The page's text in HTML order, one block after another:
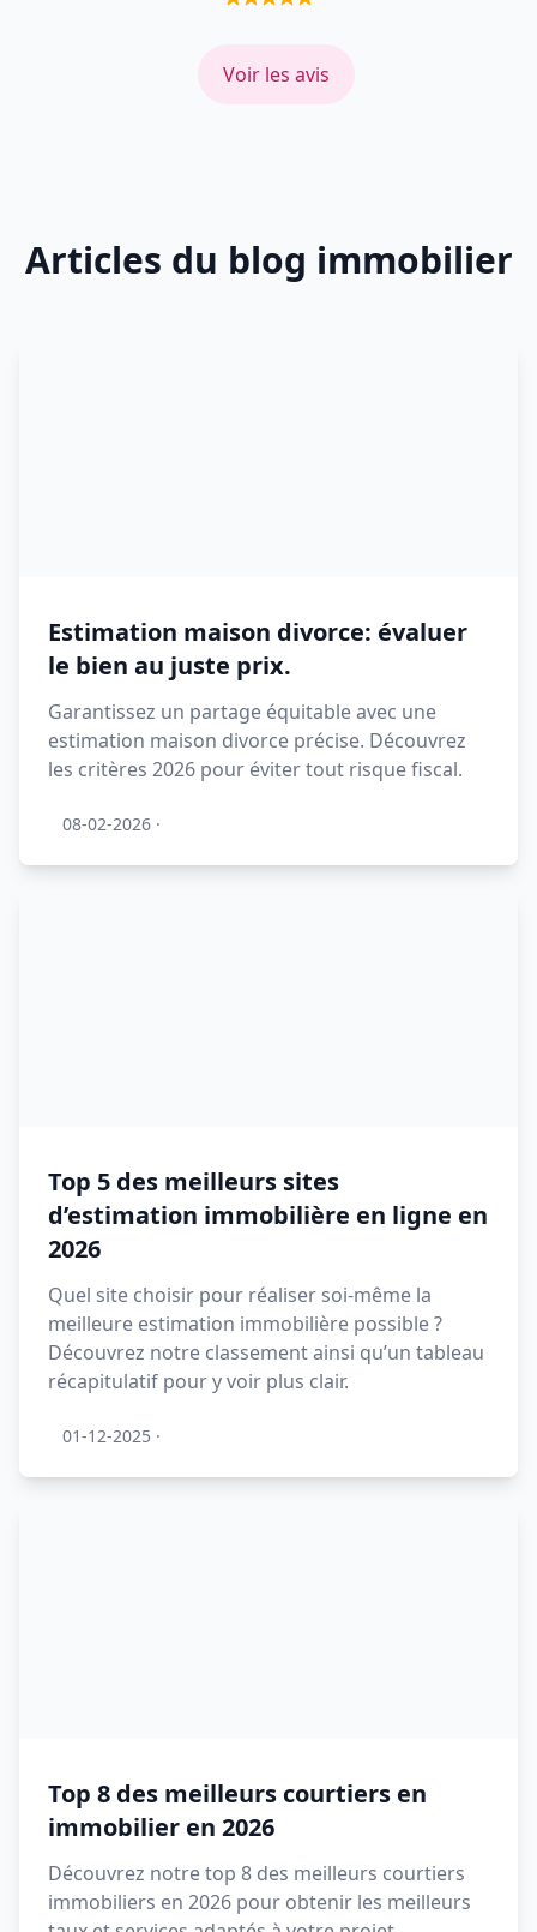
Voir les avis
Articles du blog immobilier
Estimation maison divorce: évaluer
le bien au juste prix.
Garantissez un partage équitable avec une
estimation maison divorce précise. Découvrez
les critères 2026 pour éviter tout risque fiscal.
08-02-2026 ·
Top 5 des meilleurs sites
d’estimation immobilière en ligne en
2026
Quel site choisir pour réaliser soi-même la
meilleure estimation immobilière possible ?
Découvrez notre classement ainsi qu’un tableau
récapitulatif pour y voir plus clair.
01-12-2025 ·
Top 8 des meilleurs courtiers en
immobilier en 2026
Découvrez notre top 8 des meilleurs courtiers
immobiliers en 2026 pour obtenir les meilleurs